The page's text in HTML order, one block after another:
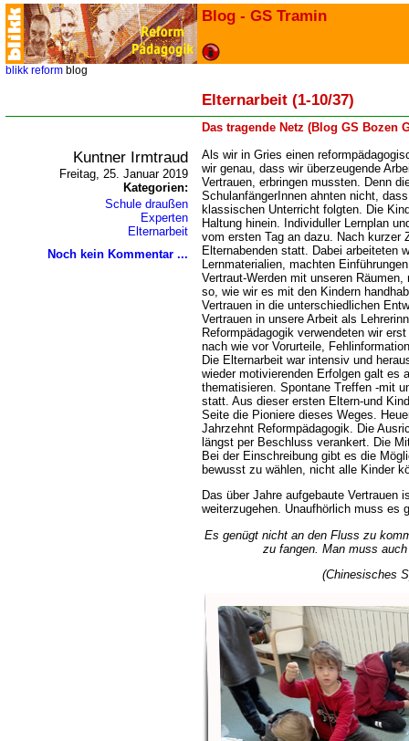
Blog - GS Tramin
blikk reform blog
Elternarbeit (1-10/37)
Das tragende Netz (Blog GS Bozen
Kuntner Irmtraud
Freitag, 25. Januar 2019
Kategorien:
Schule draußen
Experten
Elternarbeit
Noch kein Kommentar ...
Als wir in Gries einen
wir genau, dass wir überzeugende
Vertrauen, erbringen mussten. Denn
SchulanfängerInnen ahnten nicht,
klassischen Unterricht folgten. Die
Haltung hinein. Individuller Lernplan
vom ersten Tag an dazu. Nach kurzer
Elternabenden statt. Dabei arbeiteten
Lernmaterialien, machten
Vertraut-Werden mit unseren
so, wie wir es mit den Kindern
Vertrauen in die unterschiedlichen
Vertrauen in unsere Arbeit als
Reformpädagogik verwendeten wir
nach wie vor Vorurteile,
Die Elternarbeit war intensiv und
wieder motivierenden Erfolgen galt es
thematisieren. Spontane Treffen -mit
statt. Aus dieser ersten Eltern-und
Seite die Pioniere dieses Weges.
Jahrzehnt Reformpädagogik. Die
längst per Beschluss verankert. Die
Bei der Einschreibung gibt es die
bewusst zu wählen, nicht alle Kinder
Das über Jahre aufgebaute Vertrauen
weiterzugehen. Unaufhörlich muss es
Es genügt nicht an den Fluss zu
zu fangen. Man muss
(Chinesisches